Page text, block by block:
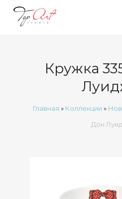
Кружка
Главная » Коллекции »
Дон